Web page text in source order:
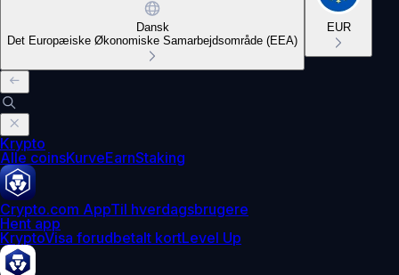
Dansk
Det Europæiske Økonomiske Samarbejdsområde (EEA)
EUR
Krypto
Alle coinsKurveEarnStaking
Crypto.com AppTil hverdagsbrugere
Hent app
KryptoVisa forudbetalt kortLevel Up